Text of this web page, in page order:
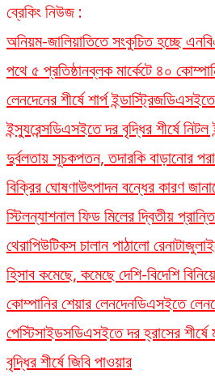
ব্রেকিং নিউজ :
অনিয়ম-জালিয়াতিতে সংকুচিত হচ্ছে
পথে ৫ প্রতিষ্ঠানব্লক মার্কেটে ৪০
লেনদেনের শীর্ষে শার্প ইন্ডাস্ট্রিজডিএসইতে
ইন্স্যুরেন্সডিএসইতে দর বৃদ্ধির শীর্ষে নিটল
দুর্বলতায় সূচকপতন, তদারকি বাড়ানোর
বিক্রির ঘোষণাউৎপাদন বন্ধের কারণ
স্টিলন্যাশনাল ফিড মিলের দ্বিতীয়
থেরাপিউটিকস চালান পাঠালো রেনাটা
হিসাব কমেছে, কমেছে দেশি-বিদেশি
কোম্পানির শেয়ার লেনদেনডিএসইতে
পেস্টিসাইডসডিএসইতে দর হ্রাসের শীর্ষে
বৃদ্ধির শীর্ষে জিবি পাওয়ার